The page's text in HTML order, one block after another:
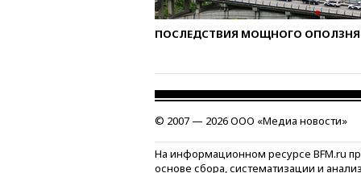
ПОСЛЕДСТВИЯ МОЩНОГО ОПОЛЗНЯ
© 2007 — 2026 ООО «Медиа новости»
На информационном ресурсе BFM.ru
основе сбора, систематизации и